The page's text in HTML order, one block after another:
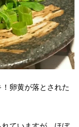
卵黄が落とされた